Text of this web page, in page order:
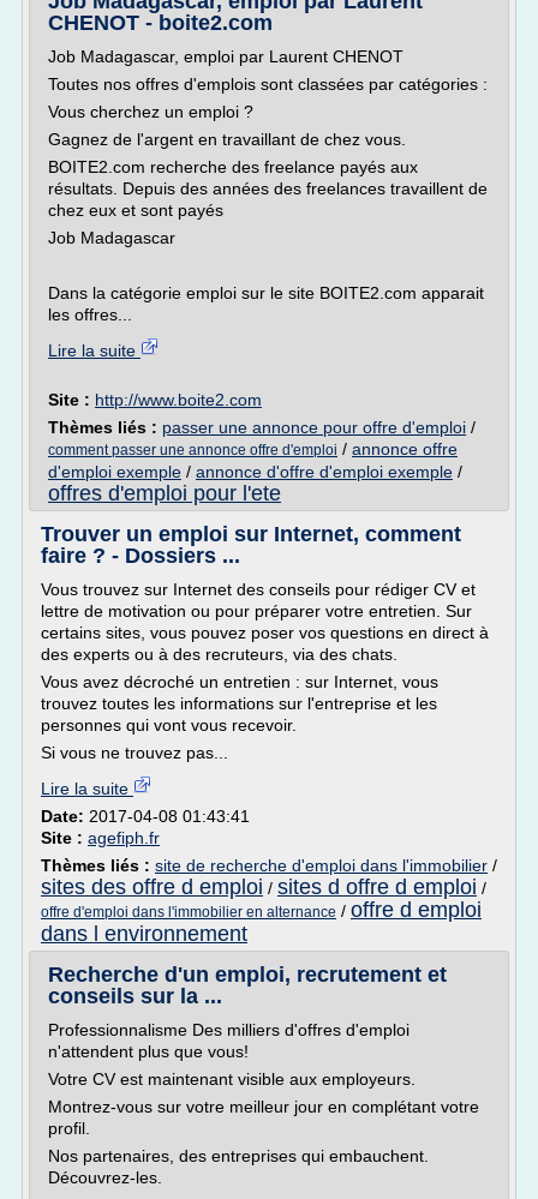
CHENOT - boite2.com
Job Madagascar, emploi par Laurent CHENOT
Toutes nos offres d'emplois sont classées par catégories :
Vous cherchez un emploi ?
Gagnez de l'argent en travaillant de chez vous.
BOITE2.com recherche des freelance payés aux
résultats. Depuis des années des freelances travaillent de
chez eux et sont payés
Job Madagascar
Dans la catégorie emploi sur le site BOITE2.com apparait
les offres...
Lire la suite
Site : http://www.boite2.com
Thèmes liés : passer une annonce pour offre d'emploi /
comment passer une annonce offre d'emploi / annonce offre
d'emploi exemple / annonce d'offre d'emploi exemple /
offres d'emploi pour l'ete
Trouver un emploi sur Internet, comment
faire ? - Dossiers ...
Vous trouvez sur Internet des conseils pour rédiger CV et
lettre de motivation ou pour préparer votre entretien. Sur
certains sites, vous pouvez poser vos questions en direct à
des experts ou à des recruteurs, via des chats.
Vous avez décroché un entretien : sur Internet, vous
trouvez toutes les informations sur l'entreprise et les
personnes qui vont vous recevoir.
Si vous ne trouvez pas...
Lire la suite
Date: 2017-04-08 01:43:41
Site : agefiph.fr
Thèmes liés : site de recherche d'emploi dans l'immobilier /
sites des offre d emploi / sites d offre d emploi /
offre d'emploi dans l'immobilier en alternance / offre d emploi
dans l environnement
Recherche d'un emploi, recrutement et
conseils sur la ...
Professionnalisme Des milliers d'offres d'emploi
n'attendent plus que vous!
Votre CV est maintenant visible aux employeurs.
Montrez-vous sur votre meilleur jour en complétant votre
profil.
Nos partenaires, des entreprises qui embauchent.
Découvrez-les.